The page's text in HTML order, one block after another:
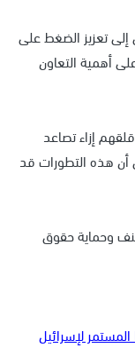
تعزيز الضغط على
أهمية التعاون
إزاء تصاعد
أن هذه التطورات قد
وحماية حقوق
لإسرائيل